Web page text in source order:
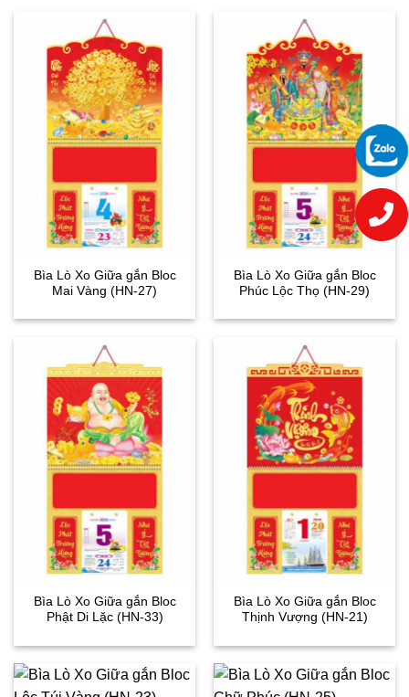
Bìa Lò Xo Giữa gắn Bloc
Mai Vàng (HN-27)
Bìa Lò Xo Giữa gắn Bloc
Phúc Lộc Thọ (HN-29)
Bìa Lò Xo Giữa gắn Bloc
Phật Di Lặc (HN-33)
Bìa Lò Xo Giữa gắn Bloc
Thịnh Vượng (HN-21)